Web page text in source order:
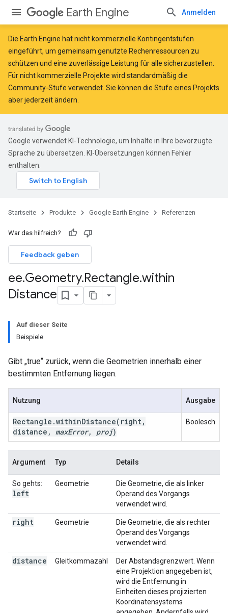
Earth Engine Anmelden
Die Earth Engine hatnicht kommerzielle Kontingentstufen
eingeführt, um gemeinsam genutzte Rechenressourcen zu
schützen und eine zuverlässige Leistung für alle sicherzustellen.
Für nicht kommerzielle Projekte wird standardmäßig die
Community-Stufe verwendet. Sie können die Stufe eines Projekts
aber jederzeit ändern.
Google verwendet KI-Technologie, um Inhalte in Ihre bevorzugte
Sprache zu übersetzen. KI-Übersetzungen können Fehler
enthalten.
Startseite Produkte Google Earth Engine Referenzen
War das hilfreich?
Feedback geben
ee.Geometry.Rectangle.within
Distance
Auf dieser Seite
Beispiele
Gibt „true“ zurück, wenn die Geometrien innerhalb einer
bestimmten Entfernung liegen.
Nutzung Ausgabe
Rectangle .withinDistance(right,
distance , maxError, proj)
Boolesch
Argument Typ Details
So gehts:
left
Geometrie
Die Geometrie, die als linker
Operand des Vorgangs
verwendet wird.
right Geometrie
Die Geometrie, die als rechter
Operand des Vorgangs
verwendet wird.
distance Gleitkommazahl
Der Abstandsgrenzwert. Wenn
eine Projektion angegeben ist,
wird die Entfernung in
Einheiten dieses projizierten
Koordinatensystems